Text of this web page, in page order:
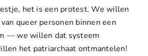
het is een protest. We willen
queer personen binnen een
— we willen dat systeem
het patriarchaat ontmantelen!